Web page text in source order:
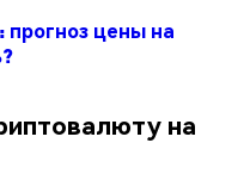
прогноз цены на
на